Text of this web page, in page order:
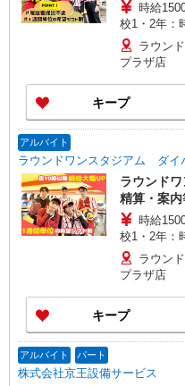
時給
校1・2年：
ラウン
プラザ店
道りんかい
■東京臨海
から徒歩約
キープ
アルバイト
ラウンドワンスタジアム ダイ
ラウンド
精算・案内
時給
校1・2年：
ラウン
プラザ店
道りんかい
■東京臨海
から徒歩約
キープ
アルバイト パート
株式会社京王設備サービス